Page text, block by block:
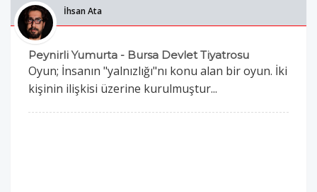
İhsan Ata
Peynirli Yumurta - Bursa Devlet Tiyatrosu
Oyun; İnsanın "yalnızlığı"nı konu alan bir oyun. İki
kişinin ilişkisi üzerine kurulmuştur...